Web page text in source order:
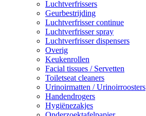
Luchtverfrissers
Geurbestrijding
Luchtverfrisser continue
Luchtverfrisser spray
Luchtverfrisser dispensers
Overig
Keukenrollen
Facial tissues / Servetten
Toiletseat cleaners
Urinoirmatten / Urinoirroosters
Handendrogers
Hygiënezakjes